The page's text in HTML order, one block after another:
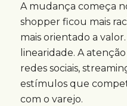
A mudança começa
shopper ficou mais
mais orientado a
linearidade. A
redes sociais,
estímulos que
com o varejo.